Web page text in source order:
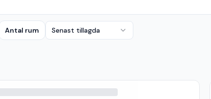
Antal rum Senast tillagda